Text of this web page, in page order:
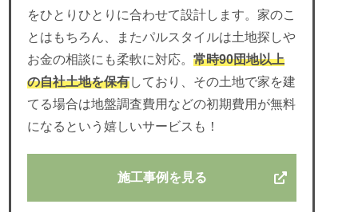
をひとりひとりに合わせて設計します。家のこ
とはもちろん、またパルスタイルは土地探しや
お金の相談にも柔軟に対応。常時90団地以上
の自社土地を保有しており、その土地で家を建
てる場合は地盤調査費用などの初期費用が無料
になるという嬉しいサービスも！
施工事例を見る